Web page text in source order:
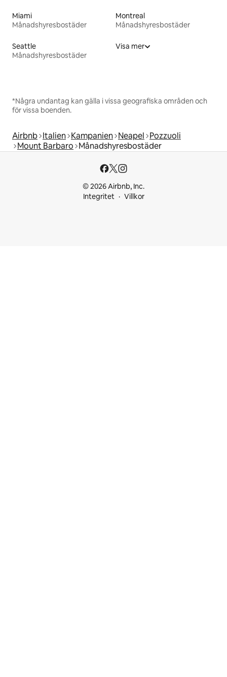
Miami
Månadshyresbostäder
Montreal
Månadshyresbostäder
Seattle
Månadshyresbostäder
Visa mer
*Några undantag kan gälla i vissa geografiska områden och
för vissa boenden.
Airbnb Italien Kampanien Neapel Pozzuoli
Mount Barbaro Månadshyresbostäder
© 2026 Airbnb, Inc.
Integritet
Villkor